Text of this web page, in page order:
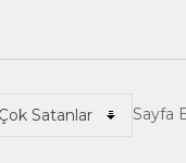
Sayfa